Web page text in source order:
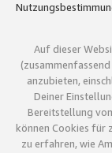
Auf dieser
anzubieten,
Deiner
Bereitstellung
können Cookies für
zu erfahren, wie